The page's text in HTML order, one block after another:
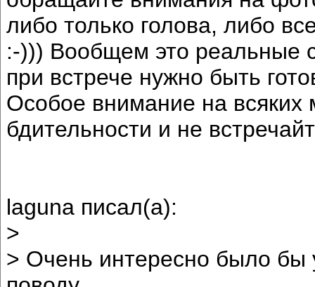
либо только голова, либо
:-))) Вообщем это реальные
при встрече нужно быть
Особое внимание на всяких
бдительности и не
laguna писал(а):
>
> Очень интересно было бы